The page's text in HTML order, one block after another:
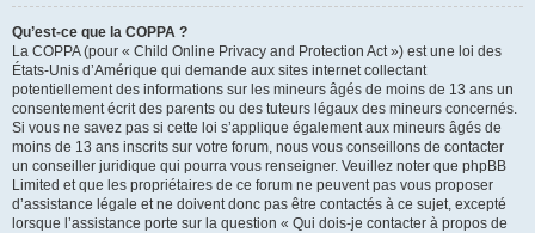
Qu’est-ce que la COPPA ?
La COPPA (pour « Child Online Privacy and Protection Act ») est une loi des
États-Unis d’Amérique qui demande aux sites internet collectant
potentiellement des informations sur les mineurs âgés de moins de 13 ans un
consentement écrit des parents ou des tuteurs légaux des mineurs concernés.
Si vous ne savez pas si cette loi s’applique également aux mineurs âgés de
moins de 13 ans inscrits sur votre forum, nous vous conseillons de contacter
un conseiller juridique qui pourra vous renseigner. Veuillez noter que phpBB
Limited et que les propriétaires de ce forum ne peuvent pas vous proposer
d’assistance légale et ne doivent donc pas être contactés à ce sujet, excepté
lorsque l’assistance porte sur la question « Qui dois-je contacter à propos de